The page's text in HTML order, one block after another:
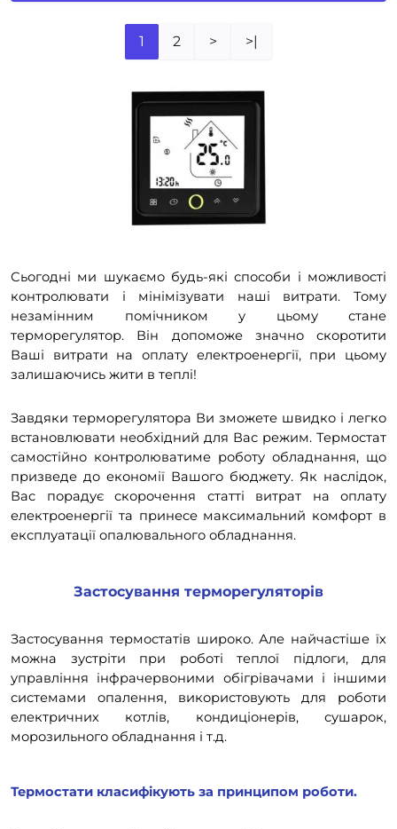
1 2 > >|
Сьогодні ми шукаємо будь-які способи і можливості
контролювати і мінімізувати наші витрати. Тому
незамінним помічником у цьому стане
терморегулятор. Він допоможе значно скоротити
Ваші витрати на оплату електроенергії, при цьому
залишаючись жити в теплі!
Завдяки терморегулятора Ви зможете швидко і легко
встановлювати необхідний для Вас режим. Термостат
самостійно контролюватиме роботу обладнання, що
призведе до економії Вашого бюджету. Як наслідок,
Вас порадує скорочення статті витрат на оплату
електроенергії та принесе максимальний комфорт в
експлуатації опалювального обладнання.
Застосування терморегуляторів
Застосування термостатів широко. Але найчастіше їх
можна зустріти при роботі теплої підлоги, для
управління інфрачервоними обігрівачами і іншими
системами опалення, використовують для роботи
електричних котлів, кондиціонерів, сушарок,
морозильного обладнання і т.д.
Термостати класифікують за принципом роботи.